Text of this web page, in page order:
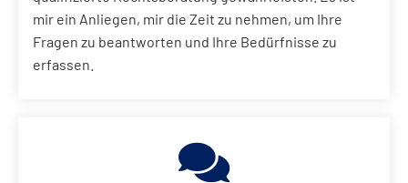
mir ein Anliegen, mir die Zeit zu nehmen, um Ihre
Fragen zu beantworten und Ihre Bedürfnisse zu
erfassen.